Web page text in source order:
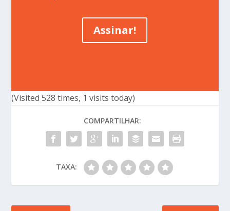
Assinar!
(Visited 528 times, 1 visits today)
COMPARTILHAR:
TAXA: